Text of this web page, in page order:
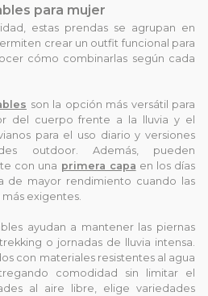
para mujer
estas prendas se agrupan en
crear un outfit funcional para
cómo combinarlas según cada
son la opción más versátil para
del cuerpo frente a la lluvia y el
para el uso diario y versiones
outdoor. Además, pueden
con una primera capa en los días
de mayor rendimiento cuando las
exigentes.
ayudan a mantener las piernas
o jornadas de lluvia intensa.
con materiales resistentes al agua
comodidad sin limitar el
al aire libre, elige variedades